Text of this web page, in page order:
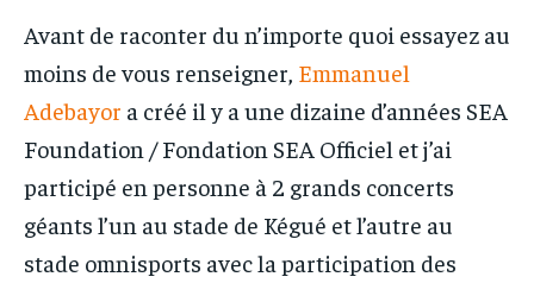
Avant de raconter du n’importe quoi essayez au
moins de vous renseigner, Emmanuel
Adebayor a créé il y a une dizaine d’années SEA
Foundation / Fondation SEA Officiel et j’ai
participé en personne à 2 grands concerts
géants l’un au stade de Kégué et l’autre au
stade omnisports avec la participation des